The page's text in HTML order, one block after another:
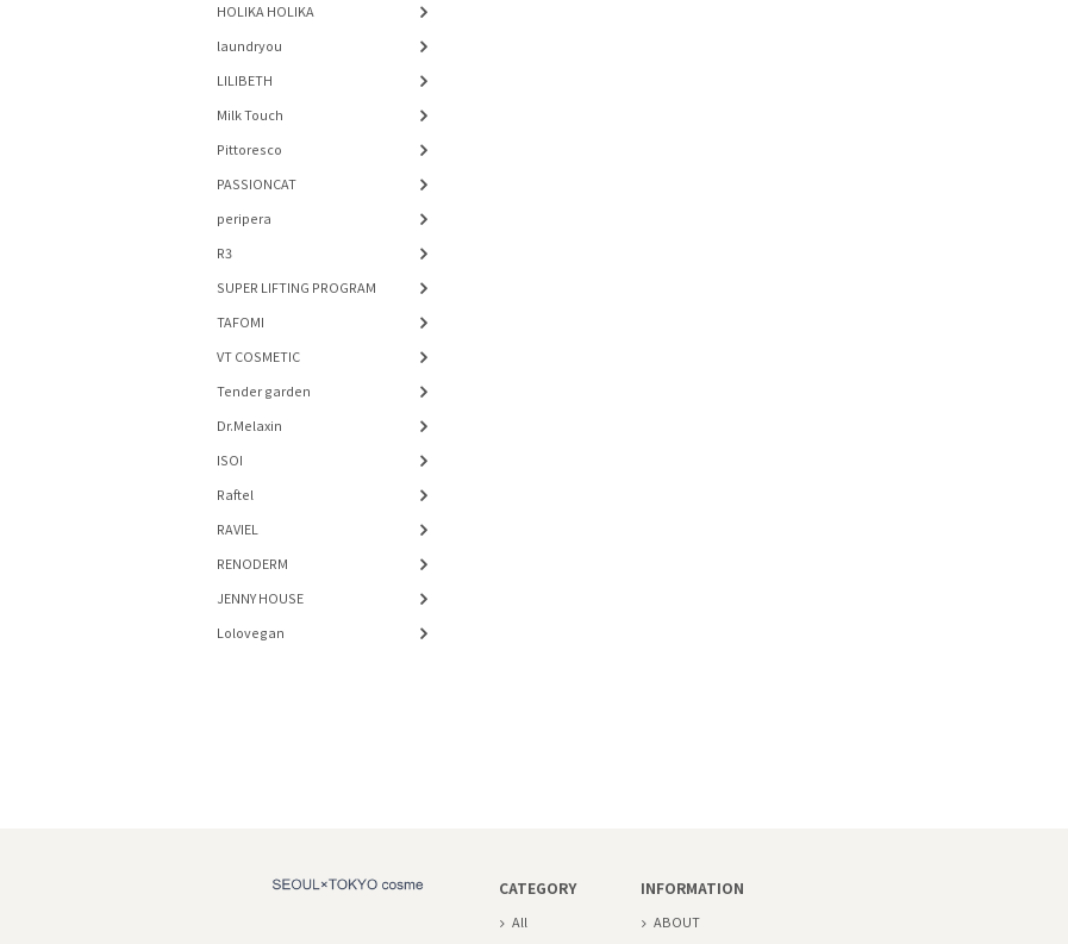
HOLIKA HOLIKA
laundryou
LILIBETH
Milk Touch
Pittoresco
PASSIONCAT
peripera
R3
SUPER LIFTING PROGRAM
TAFOMI
VT COSMETIC
Tender garden
Dr.Melaxin
ISOI
Raftel
RAVIEL
RENODERM
JENNY HOUSE
Lolovegan
CATEGORY
All
INFORMATION
ABOUT